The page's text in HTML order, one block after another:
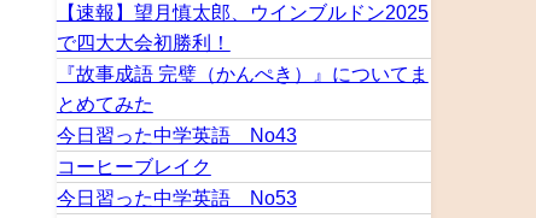
【速報】望月慎太郎、ウインブルドン2025
で四大大会初勝利！
『故事成語 完璧（かんぺき）』についてま
とめてみた
今日習った中学英語 No43
コーヒーブレイク
今日習った中学英語 No53